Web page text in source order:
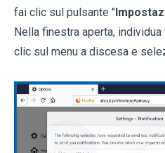
fai clic sul pulsante "
Nella finestra aperta,
clic sul menu a discesa e